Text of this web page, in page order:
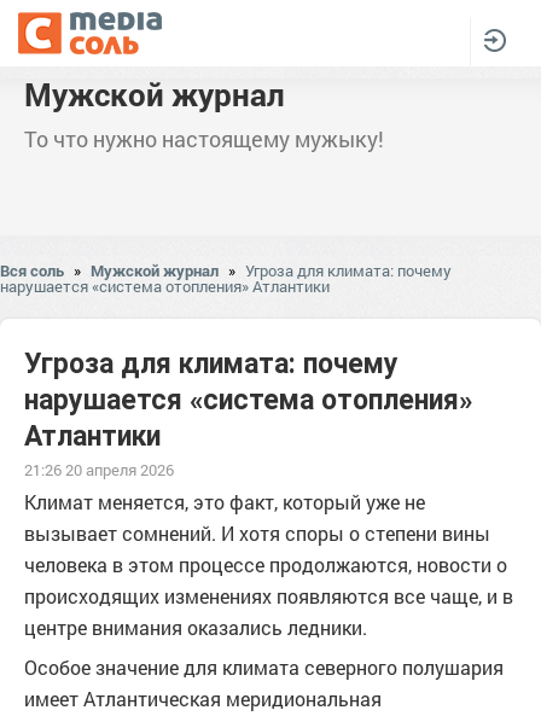
Мужской журнал
То что нужно настоящему мужыку!
Вся соль » Мужской журнал » Угроза для климата: почему
нарушается «система отопления» Атлантики
Угроза для климата: почему
нарушается «система отопления»
Атлантики
21:26 20 апреля 2026
Климат меняется, это факт, который уже не
вызывает сомнений. И хотя споры о степени вины
человека в этом процессе продолжаются, новости о
происходящих изменениях появляются все чаще, и в
центре внимания оказались ледники.
Особое значение для климата северного полушария
имеет Атлантическая меридиональная